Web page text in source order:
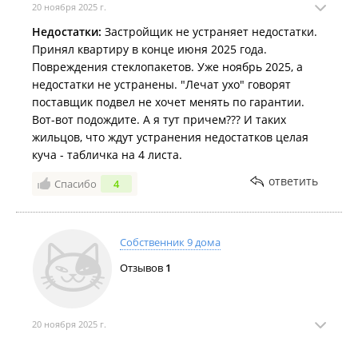
классика жанра : народ видит только негатив .
20 ноября 2025 г.
Недостатки: Застройщик не устраняет недостатки.
Принял квартиру в конце июня 2025 года.
Повреждения стеклопакетов. Уже ноябрь 2025, а
недостатки не устранены. "Лечат ухо" говорят
поставщик подвел не хочет менять по гарантии.
Вот-вот подождите. А я тут причем??? И таких
жильцов, что ждут устранения недостатков целая
куча - табличка на 4 листа.
Спасибо 4 ответить
Собственник 9 дома
Отзывов 1
20 ноября 2025 г.